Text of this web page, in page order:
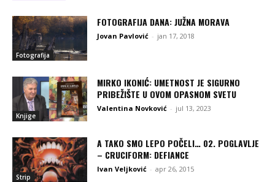
Fotografija
FOTOGRAFIJA DANA: JUŽNA MORAVA
Jovan Pavlović - jan 17, 2018
Knjige
MIRKO IKONIĆ: UMETNOST JE SIGURNO
PRIBEŽIŠTE U OVOM OPASNOM SVETU
Valentina Novković - jul 13, 2023
Strip
A TAKO SMO LEPO POČELI… 02. POGLAVLJE
– CRUCIFORM: DEFIANCE
Ivan Veljković - apr 26, 2015